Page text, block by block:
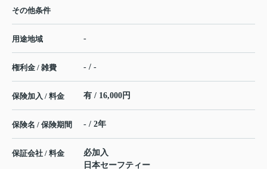
その他条件
用途地域 -
権利金 / 雑費 - / -
保険加入 / 料金 有 / 16,000円
保険名 / 保険期間 - / 2年
保証会社 / 料金
必加入
日本セーフティー